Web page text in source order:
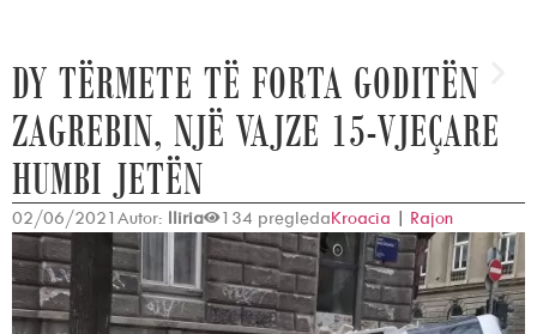
DY TËRMETE TË FORTA GODITËN
ZAGREBIN, NJË VAJZE 15-VJEÇARE
HUMBI JETËN
02/06/2021 Autor: Iliria 134 pregledaKroacia | Rajon